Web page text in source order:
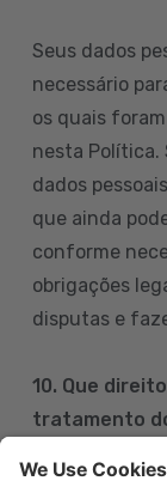
Seus dados
necessário
os quais
nesta Política.
dados
que ainda
conforme
obrigações
disputas e
10. Que
tratamento